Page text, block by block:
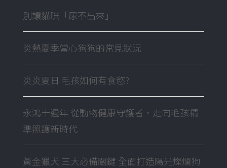
別讓貓咪「尿不出來」
炎熱夏季當心狗狗的常見狀況
炎炎夏日 毛孩如何有食慾?
永鴻十週年 從動物健康守護者，走向毛孩精
準照護新時代
黃金獵犬 三大必備關鍵 全面打造陽光燦爛狗